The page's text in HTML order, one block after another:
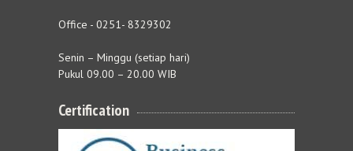
Office - 0251- 8329302
Senin – Minggu (setiap hari)
Pukul 09.00 – 20.00 WIB
Certification